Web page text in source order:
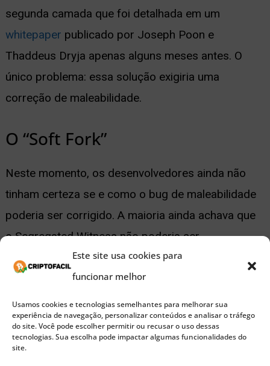
Este site usa cookies para
funcionar melhor
Usamos cookies e tecnologias semelhantes para melhorar sua
experiência de navegação, personalizar conteúdos e analisar o tráfego
do site. Você pode escolher permitir ou recusar o uso dessas
tecnologias. Sua escolha pode impactar algumas funcionalidades do
site.
segunda camada que foi detalhada em um
whitepaper publicado por Joseph Poon e
Thaddeus Dryja apenas alguns meses antes. O
único problema: essa solução exigiria uma
correção de maleabilidade.
O “Soft Fork”
Neste momento, os desenvolvedores ainda não
tinham certeza se e como o bug de maleabilidade
poderia ser corrigido. A maioria ainda achava que
o Segregated Witness não poderia ser
implementado na cadeia principal do Bitcoin sem
uma divisão profunda da rede, o chamado hard
fork.
Esse não era o caso do desenvolvedor e